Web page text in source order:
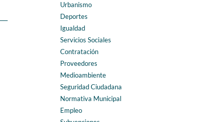
Urbanismo
Deportes
Igualdad
Servicios Sociales
Contratación
Proveedores
Medioambiente
Seguridad Ciudadana
Normativa Municipal
Empleo